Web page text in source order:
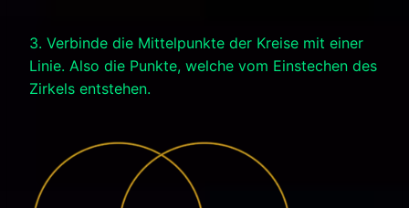
3. Verbinde die Mittelpunkte der Kreise mit einer
Linie. Also die Punkte, welche vom Einstechen des
Zirkels entstehen.